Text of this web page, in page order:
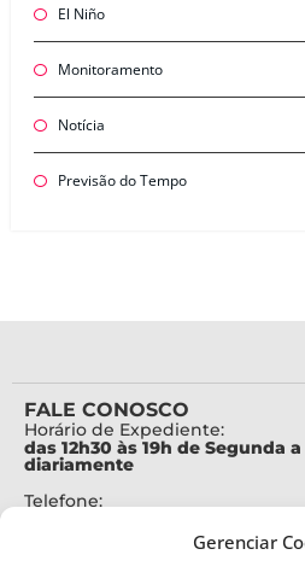
Gerenciar
El Niño
Monitoramento
Notícia
Previsão do Tempo
FALE CONOSCO
Horário de Expediente:
das 12h30 às 19h de Segunda
diariamente
Telefone: